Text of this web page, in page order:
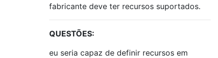
fabricante deve ter recursos suportados.
QUESTÕES:
eu seria capaz de definir recursos em